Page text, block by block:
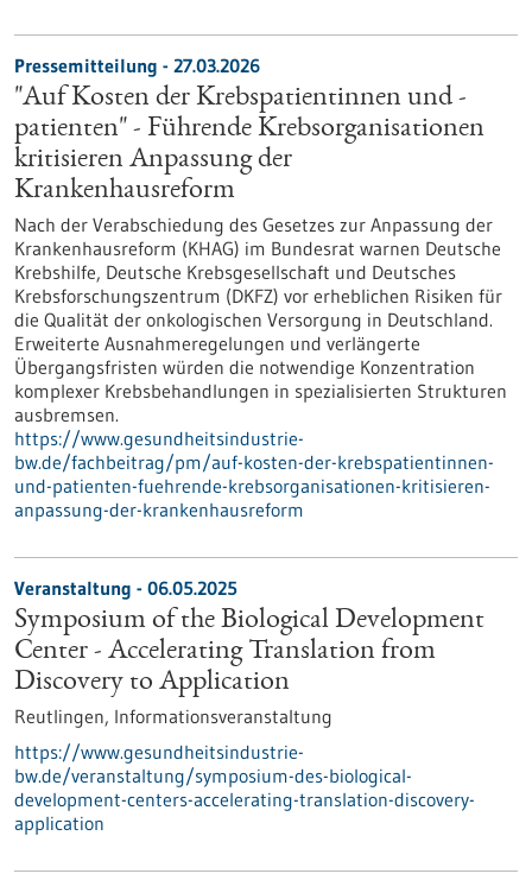
Pressemitteilung - 27.03.2026
"Auf Kosten der Krebspatientinnen und -
patienten" - Führende Krebsorganisationen
kritisieren Anpassung der
Krankenhausreform
Nach der Verabschiedung des Gesetzes zur Anpassung der
Krankenhausreform (KHAG) im Bundesrat warnen Deutsche
Krebshilfe, Deutsche Krebsgesellschaft und Deutsches
Krebsforschungszentrum (DKFZ) vor erheblichen Risiken für
die Qualität der onkologischen Versorgung in Deutschland.
Erweiterte Ausnahmeregelungen und verlängerte
Übergangsfristen würden die notwendige Konzentration
komplexer Krebsbehandlungen in spezialisierten Strukturen
ausbremsen.
https://www.gesundheitsindustrie-
bw.de/fachbeitrag/pm/auf-kosten-der-krebspatientinnen-
und-patienten-fuehrende-krebsorganisationen-kritisieren-
anpassung-der-krankenhausreform
Veranstaltung - 06.05.2025
Symposium of the Biological Development
Center - Accelerating Translation from
Discovery to Application
Reutlingen, Informationsveranstaltung
https://www.gesundheitsindustrie-
bw.de/veranstaltung/symposium-des-biological-
development-centers-accelerating-translation-discovery-
application